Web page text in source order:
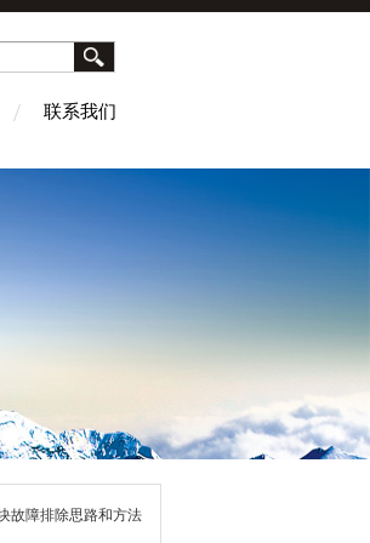
联系我们
故障排除思路和方法